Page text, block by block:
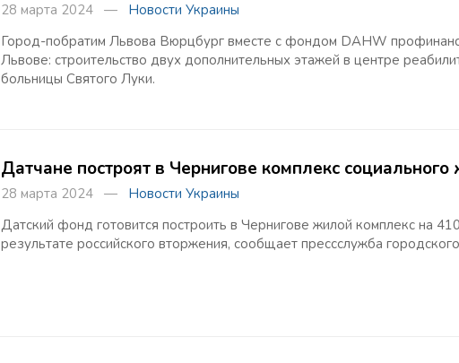
28 марта 2024 — Новости Украины
Город-побратим Львова Вюрцбург вместе с фондом DAHW
Львове: строительство двух дополнительных этажей в центре
больницы Святого Луки.
Датчане построят в Чернигове комплекс социального
28 марта 2024 — Новости Украины
Датский фонд готовится построить в Чернигове жилой комплекс на
результате российского вторжения, сообщает прессслужба